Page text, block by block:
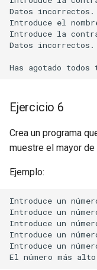
Datos
Introduce el
Introduce la
Datos
Ejercicio 6
Crea un programa
muestre el mayor
Ejemplo:
Introduce un
Introduce un
Introduce un
Introduce un
Introduce un